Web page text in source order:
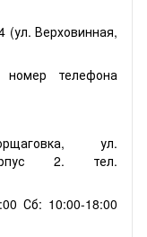
(ул. Верховинная,
телефона
ул.
2. тел.
Сб: 10:00-18:00